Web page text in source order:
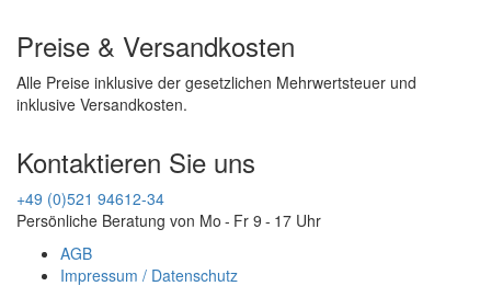
Preise & Versandkosten
Alle Preise inklusive der gesetzlichen Mehrwertsteuer und
inklusive Versandkosten.
Kontaktieren Sie uns
+49 (0)521 94612-34
Persönliche Beratung von Mo - Fr 9 - 17 Uhr
AGB
Impressum / Datenschutz